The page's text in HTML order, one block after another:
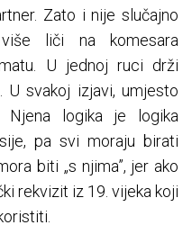
Zato i nije slučajno
liči na komesara
U jednoj ruci drži
U svakoj izjavi, umjesto
Njena logika je logika
pa svi moraju birati
biti „s njima”, jer ako
rekvizit iz 19. vijeka koji